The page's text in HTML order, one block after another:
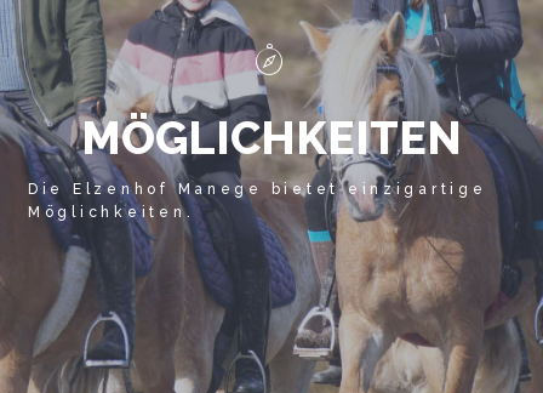
BESUCHEN SIE UNS AUCH AUF NIEUW VREDESTEIN
MÖGLICHKEITEN
Die Elzenhof Manege bietet einzigartige
Möglichkeiten.